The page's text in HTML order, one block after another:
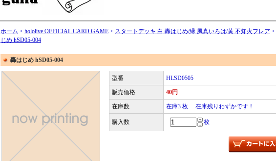
ホーム > hololive OFFICIAL CARD GAME > スタートデッキ 白 轟はじめ/緑 風真いろは/黄 不知火フレア >
じめ hSD05-004
轟はじめ hSD05-004
型番 HLSD0505
販売価格 40円
在庫数 在庫3 枚 在庫残りわずかです！
購入数 枚